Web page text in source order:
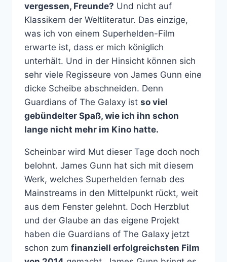
vergessen, Freunde? Und nicht auf
Klassikern der Weltliteratur. Das einzige,
was ich von einem Superhelden-Film
erwarte ist, dass er mich königlich
unterhält. Und in der Hinsicht können sich
sehr viele Regisseure von James Gunn eine
dicke Scheibe abschneiden. Denn
Guardians of The Galaxy ist so viel
gebündelter Spaß, wie ich ihn schon
lange nicht mehr im Kino hatte.
Scheinbar wird Mut dieser Tage doch noch
belohnt. James Gunn hat sich mit diesem
Werk, welches Superhelden fernab des
Mainstreams in den Mittelpunkt rückt, weit
aus dem Fenster gelehnt. Doch Herzblut
und der Glaube an das eigene Projekt
haben die Guardians of The Galaxy jetzt
schon zum finanziell erfolgreichsten Film